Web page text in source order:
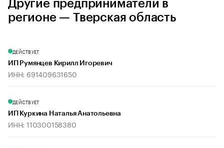
Другие предприниматели в
регионе — Тверская область
ДЕЙСТВУЕТ
ИП Румянцев Кирилл Игоревич
ИНН: 691409631650
ДЕЙСТВУЕТ
ИП Куркина Наталья Анатольевна
ИНН: 110300158380